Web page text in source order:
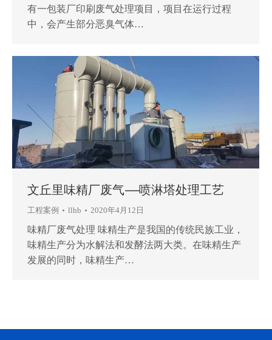
有一包装厂印刷废气处理项目，项目在运行过程
中，会产生部分恶臭气体…
文丘里味精厂废气——喷淋塔处理工艺
工程案例 llhb 2020年4月12日
味精厂废气处理 味精生产是我国的传统民族工业，
味精生产分为水解法和发酵法两大类。在味精生产
发展的同时，味精生产…